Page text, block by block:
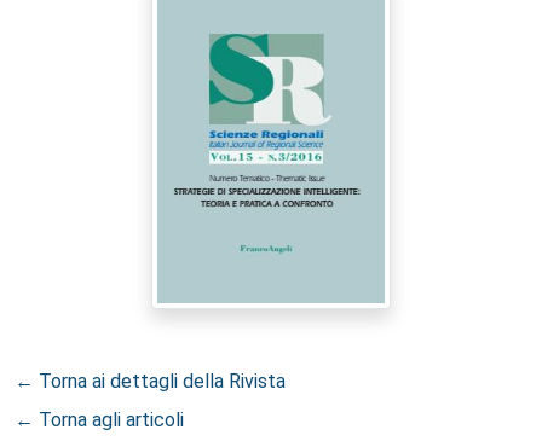
← Torna ai dettagli della Rivista
← Torna agli articoli